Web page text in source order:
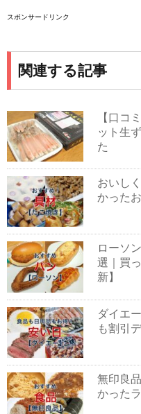
スポンサードリンク
関連する記事
【口コ
ット生
た
おいし
かった
ローソ
選｜買
新】
ダイエ
も割引
無印良
かった